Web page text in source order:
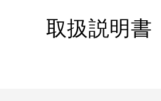
取扱説明書